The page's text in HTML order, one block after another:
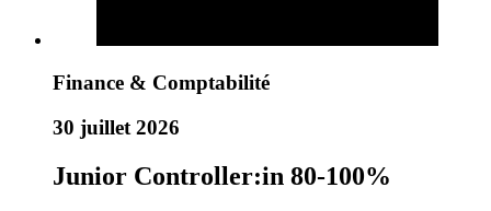
Finance & Comptabilité
30 juillet 2026
Junior Controller:in 80-100%